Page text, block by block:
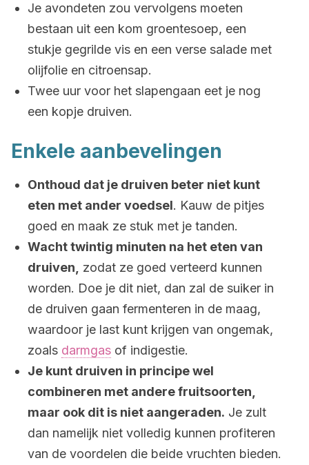
Je avondeten zou vervolgens moeten
bestaan uit een kom groentesoep, een
stukje gegrilde vis en een verse salade met
olijfolie en citroensap.
Twee uur voor het slapengaan eet je nog
een kopje druiven.
Enkele aanbevelingen
Onthoud dat je druiven beter niet kunt
eten met ander voedsel. Kauw de pitjes
goed en maak ze stuk met je tanden.
Wacht twintig minuten na het eten van
druiven,
zodat ze goed verteerd kunnen
worden. Doe je dit niet, dan zal de suiker in
de druiven gaan fermenteren in de maag,
waardoor je last kunt krijgen van ongemak,
zoals darmgas of indigestie.
Je kunt druiven in principe wel
combineren met andere fruitsoorten,
maar ook dit is niet aangeraden. Je zult
dan namelijk niet volledig kunnen profiteren
van de voordelen die beide vruchten bieden.